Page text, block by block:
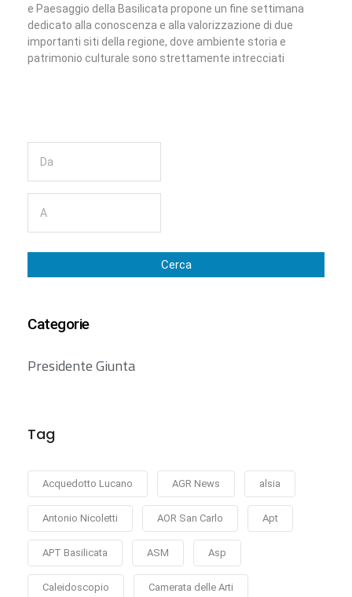
e Paesaggio della Basilicata propone un fine settimana
dedicato alla conoscenza e alla valorizzazione di due
importanti siti della regione, dove ambiente storia e
patrimonio culturale sono strettamente intrecciati
Cerca
Categorie
Presidente Giunta
Tag
Acquedotto Lucano AGR News alsia
Antonio Nicoletti AOR San Carlo Apt
APT Basilicata ASM Asp
Caleidoscopio Camerata delle Arti